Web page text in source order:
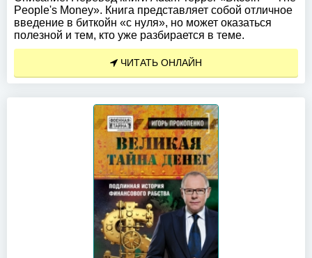
People's Money». Книга представляет собой отличное
введение в биткойн «с нуля», но может оказаться
полезной и тем, кто уже разбирается в теме.
ЧИТАТЬ ОНЛАЙН